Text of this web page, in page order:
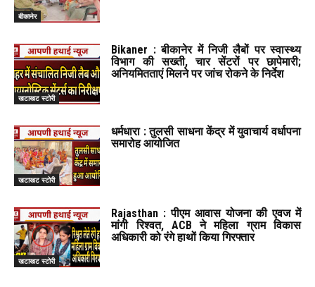
बीकानेर
खटाखट स्टोरी
Bikaner : बीकानेर में निजी लैबों पर स्वास्थ्य
विभाग की सख्ती, चार सेंटरों पर छापेमारी;
अनियमितताएं मिलने पर जांच रोकने के निर्देश
खटाखट स्टोरी
धर्मधारा : तुलसी साधना केंद्र में युवाचार्य वर्धापना
समारोह आयोजित
खटाखट स्टोरी
Rajasthan : पीएम आवास योजना की एवज में
मांगी रिश्वत, ACB ने महिला ग्राम विकास
अधिकारी को रंगे हाथों किया गिरफ्तार